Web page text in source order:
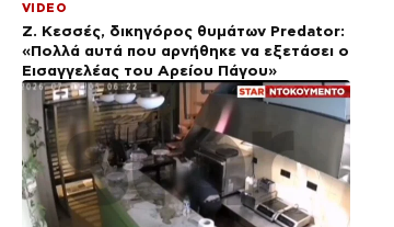
VIDEO
Ζ. Κεσσές, δικηγόρος θυμάτων Predator:
«Πολλά αυτά που αρνήθηκε να εξετάσει ο
Εισαγγελέας του Αρείου Πάγου»